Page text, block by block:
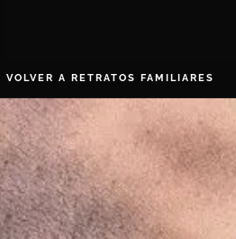
VOLVER A RETRATOS FAMILIARES